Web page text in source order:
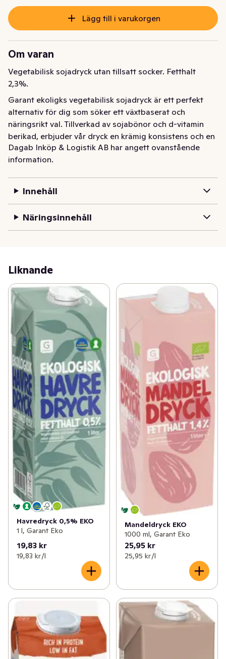
Lägg till i varukorgen
Om varan
Vegetabilisk sojadryck utan tillsatt socker. Fetthalt
2,3%.
Garant ekoligks vegetabilisk sojadryck är ett perfekt
alternativ för dig som söker ett växtbaserat och
näringsrikt val. Tillverkad av sojabönor och d-vitamin
berikad, erbjuder vår dryck en krämig konsistens och en
mild, naturlig smak som passar perfekt till
frukostflingor, smoothies eller bara som den är.
Dagab Inköp & Logistik AB har angett ovanstående
information.
Innehåll
Näringsinnehåll
Liknande
Havredryck 0,5% EKO
1 l, Garant Eko
19,83 kr
19,83 kr /l
Mandeldryck EKO
1000 ml, Garant Eko
25,95 kr
25,95 kr /l